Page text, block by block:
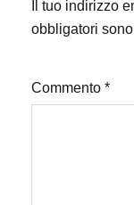
Il tuo indirizzo
obbligatori
Commento *